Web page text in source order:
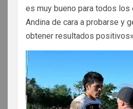
es muy bueno para todos los
Andina de cara a probarse y
obtener resultados